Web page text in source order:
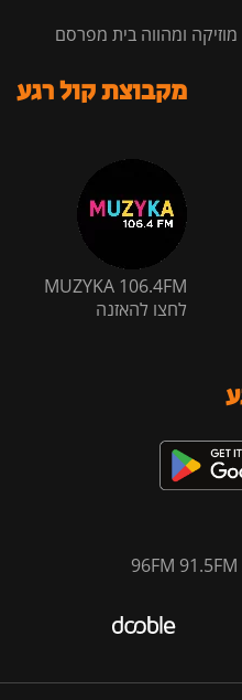
מוזיקה ומהווה בית מפרסם
מקבוצת קול רגע
MUZYKA 106.4FM
לחצו להאזנה